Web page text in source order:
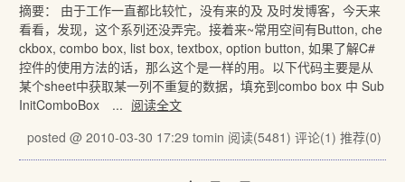
摘要： 由于工作一直都比较忙，没有来的及 及时发博客，今天来
看看，发现，这个系列还没弄完。接着来~常用空间有Button, che
ckbox, combo box, list box, textbox, option button, 如果了解C#
控件的使用方法的话，那么这个是一样的用。以下代码主要是从
某个sheet中获取某一列不重复的数据，填充到combo box 中 Sub
InitComboBox ... 阅读全文
posted @ 2010-03-30 17:29 tomin 阅读(5481) 评论(1) 推荐(0)